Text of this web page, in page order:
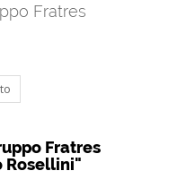
Fratres
Fratres
Rosellini"